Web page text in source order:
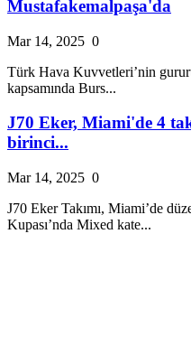
Mustafakemalpaşa'da
Mar 14, 2025 0
Türk Hava Kuvvetleri’nin
kapsamında Burs...
J70 Eker, Miami'de 4
birinci...
Mar 14, 2025 0
J70 Eker Takımı, Miami’de
Kupası’nda Mixed kate...